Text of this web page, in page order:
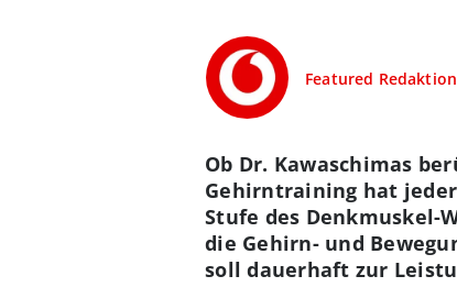
Featured Redaktion
Ob Dr. Kawaschimas
Gehirntraining hat
Stufe des Denkmuskel-
die Gehirn- und
soll dauerhaft zur